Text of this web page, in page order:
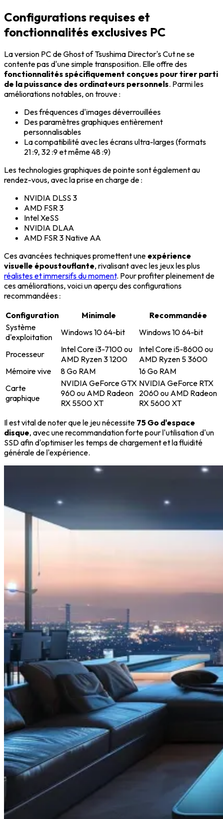
Configurations requises et
fonctionnalités exclusives PC
La version PC de Ghost of Tsushima Director's Cut ne se
contente pas d'une simple transposition. Elle offre des
fonctionnalités spécifiquement conçues pour tirer parti
de la puissance des ordinateurs personnels. Parmi les
améliorations notables, on trouve :
Des fréquences d'images déverrouillées
Des paramètres graphiques entièrement
personnalisables
La compatibilité avec les écrans ultra-larges (formats
21 :9, 32 :9 et même 48 :9)
Les technologies graphiques de pointe sont également au
rendez-vous, avec la prise en charge de :
NVIDIA DLSS 3
AMD FSR 3
Intel XeSS
NVIDIA DLAA
AMD FSR 3 Native AA
Ces avancées techniques promettent une expérience
visuelle époustouflante, rivalisant avec les jeux les plus
réalistes et immersifs du moment. Pour profiter pleinement de
ces améliorations, voici un aperçu des configurations
recommandées :
Configuration
Minimale
Recommandée
Système
d'exploitation
Windows 10 64-bit Windows 10 64-bit
Processeur
Intel Core i3-7100 ou
AMD Ryzen 3 1200
Intel Core i5-8600 ou
AMD Ryzen 5 3600
Mémoire vive
8 Go RAM
16 Go RAM
Carte
graphique
NVIDIA GeForce GTX
960 ou AMD Radeon
RX 5500 XT
NVIDIA GeForce RTX
2060 ou AMD Radeon
RX 5600 XT
Il est vital de noter que le jeu nécessite 75 Go d'espace
disque, avec une recommandation forte pour l'utilisation d'un
SSD afin d'optimiser les temps de chargement et la fluidité
générale de l'expérience.